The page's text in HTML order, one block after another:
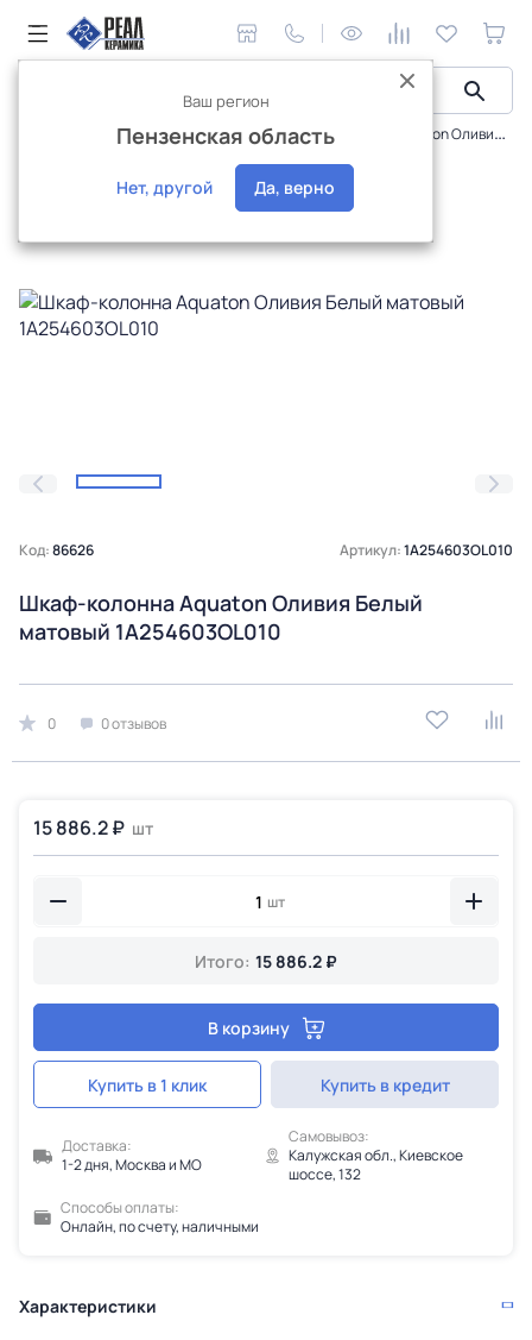
Мебель для ванной Пеналы Шкаф-колонна Aquaton Оливия Белый матовый 1A254603OL010
Код:86626 Артикул:1A254603OL010
Шкаф-колонна Aquaton Оливия Белый
матовый 1A254603OL010
0 0 отзывов
15 886.2 ₽ шт
шт
Итого: 15 886.2 ₽
В корзину
Купить в 1 клик Купить в кредит
Доставка:
1-2 дня, Москва и МО
Самовывоз:
Калужская обл., Киевское
шоссе, 132
Способы оплаты:
Онлайн, по счету, наличными
Характеристики
Ваш регион
Пензенская область
Нет, другой Да, верно